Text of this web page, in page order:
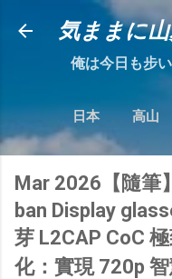
気ままに
俺は今日も步
日本 高山
Mar 2026【隨筆
ban Display
芽 L2CAP CoC
化：實現 720p